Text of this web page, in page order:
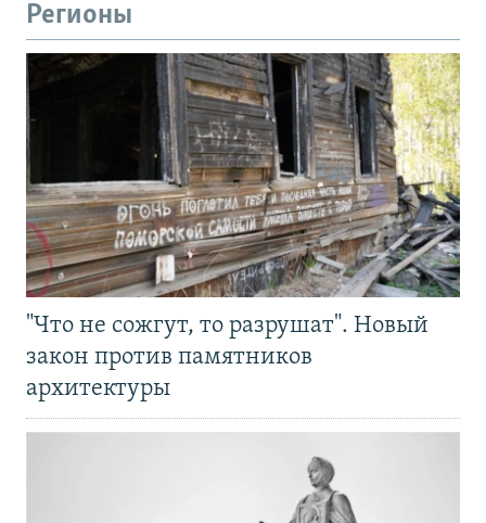
Регионы
"Что не сожгут, то разрушат". Новый
закон против памятников
архитектуры